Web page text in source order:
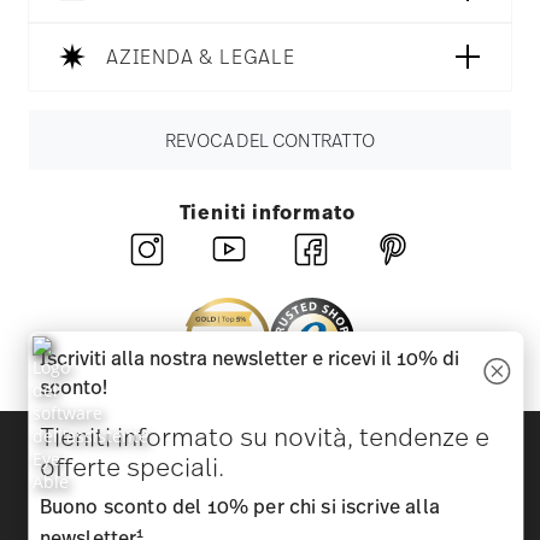
AZIENDA & LEGALE
REVOCA DEL CONTRATTO
Tieniti informato
Scopri tutti i nostri brand
Bellezza e funzionalità per la tua casa
Homepage
Iscriviti alla nostra newsletter e ricevi il 10% di
sconto!
Tieniti informato su novità, tendenze e
offerte speciali.
Buono sconto del 10% per chi si iscrive alla
1